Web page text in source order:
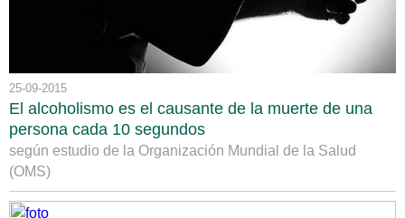
25-09-2015
El alcoholismo es el causante de la muerte de una
persona cada 10 segundos
según estudio de la Organización Mundial de la Salud
(OMS)